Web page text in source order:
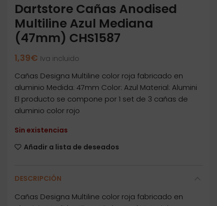
Dartstore Cañas Anodised
Multiline Azul Mediana
(47mm) CHS1587
1,39€ Iva incluido
Cañas Designa Multiline color roja fabricado en
aluminio Medida: 47mm Color: Azul Material: Alumini
El producto se compone por 1 set de 3 cañas de
aluminio color rojo
Sin existencias
Añadir a lista de deseados
DESCRIPCIÓN
Cañas Designa Multiline color roja fabricado en